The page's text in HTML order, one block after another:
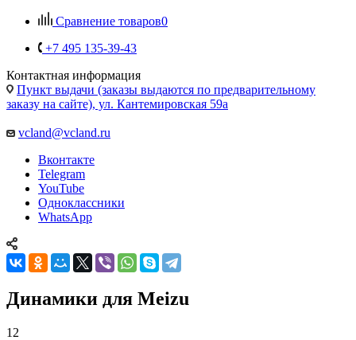
Сравнение товаров0
+7 495 135-39-43
Контактная информация
Пункт выдачи (заказы выдаются по предварительному
заказу на сайте), ул. Кантемировская 59а
vcland@vcland.ru
Вконтакте
Telegram
YouTube
Одноклассники
WhatsApp
Динамики для Meizu
12